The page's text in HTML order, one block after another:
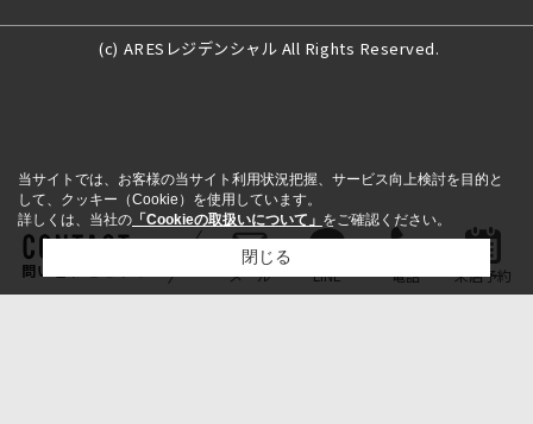
(c) ARESレジデンシャル All Rights Reserved.
問い合わせをする メール LINE 電話 来店予約
当サイトでは、お客様の当サイト利用状況把握、サービス向上検討を目的と
して、クッキー（Cookie）を使用しています。
詳しくは、当社の 「Cookieの取扱いについて」 をご確認ください。
閉じる